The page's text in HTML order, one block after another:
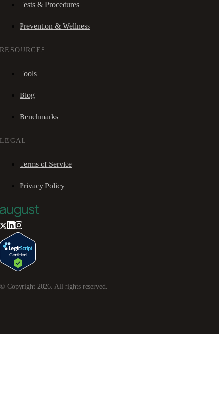
Tests & Procedures
Prevention & Wellness
RESOURCES
Tools
Blog
Benchmarks
LEGAL
Terms of Service
Privacy Policy
© Copyright 2026. All rights reserved.